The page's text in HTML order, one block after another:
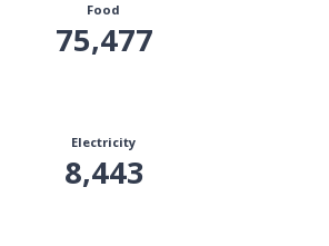
Food
75,477
Electricity
8,443